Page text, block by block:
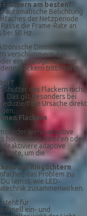
am besten?
automatische Belichtung
der Netzperiode
die Frame-Rate an
50 Hz.
Dimmer
verschlimmern. Ein
ein analoger Dimmer
Flackern tritt häufig
Shutter das Flackern nicht
Das gilt besonders bei
die Ursache direkt
Flackern
oder wenn adaptive
horizontale Streifen oder
deaktiviere adaptive
Rate, um die
bei Ringlichtern
das Problem zu
lernst, wie LED-
zusammenwirken.
steht für
ein- und